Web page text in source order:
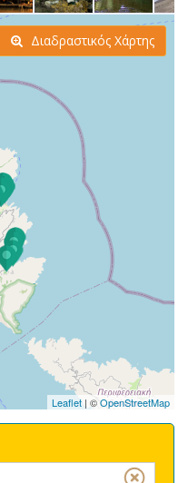
Leaflet | ©OpenStreetMap
Διαδραστικός Χάρτης